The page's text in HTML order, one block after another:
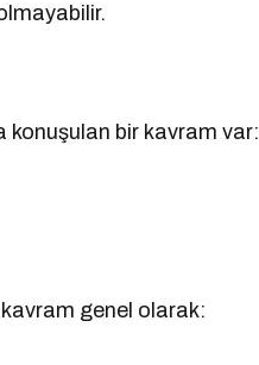
konuşulan bir kavram var:
kavram genel olarak: